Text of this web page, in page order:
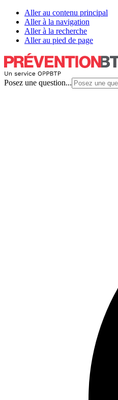
Aller au contenu principal
Aller à la navigation
Aller à la recherche
Aller au pied de page
Posez une question...